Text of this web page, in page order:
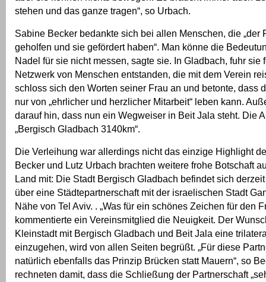
stehen und das ganze tragen“, so Urbach.
Sabine Becker bedankte sich bei allen Menschen, die „der
geholfen und sie gefördert haben“. Man könne die
Nadel für sie nicht messen, sagte sie. In Gladbach, fuhr sie
Netzwerk von Menschen entstanden, die mit dem Verein
schloss sich den Worten seiner Frau an und betonte, dass
nur von „ehrlicher und herzlicher Mitarbeit“ leben kann.
darauf hin, dass nun ein Wegweiser in Beit Jala steht. Die
„Bergisch Gladbach 3140km“.
Die Verleihung war allerdings nicht das einzige Highlight
Becker und Lutz Urbach brachten weitere frohe Botschaft
Land mit: Die Stadt Bergisch Gladbach befindet sich
über eine Städtepartnerschaft mit der israelischen Stadt
Nähe von Tel Aviv. . „Was für ein schönes Zeichen für den
kommentierte ein Vereinsmitglied die Neuigkeit. Der
Kleinstadt mit Bergisch Gladbach und Beit Jala eine
einzugehen, wird von allen Seiten begrüßt. „Für diese
natürlich ebenfalls das Prinzip Brücken statt Mauern“, so
rechneten damit, dass die Schließung der Partnerschaft